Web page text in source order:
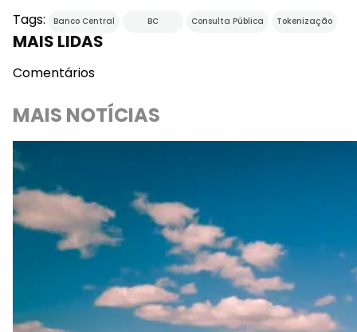
Tags: Banco Central BC Consulta Pública Tokenização
MAIS LIDAS
Comentários
MAIS NOTÍCIAS